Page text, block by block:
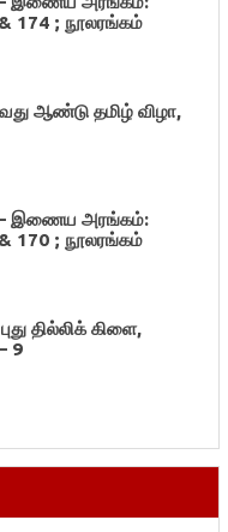
174 ; நூலரங்கம்
ஆண்டு தமிழ் விழா,
– இணைய அரங்கம்:
170 ; நூலரங்கம்
தில்லிக் கிளை,
9